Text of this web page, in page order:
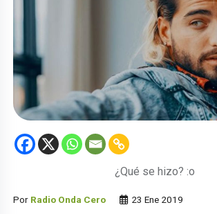
¿Qué se hizo? :o
Por Radio Onda Cero 23 Ene 2019